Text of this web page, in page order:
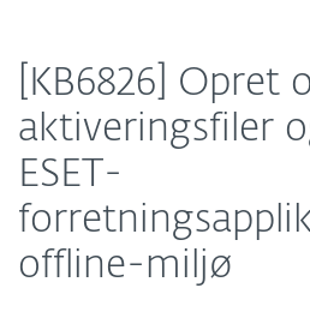
[KB6826] Opret
aktiveringsfiler
ESET-
offline-miljø